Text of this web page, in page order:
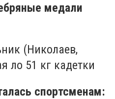
медали
(Николаев,
51 кг кадетки
спортсменам: